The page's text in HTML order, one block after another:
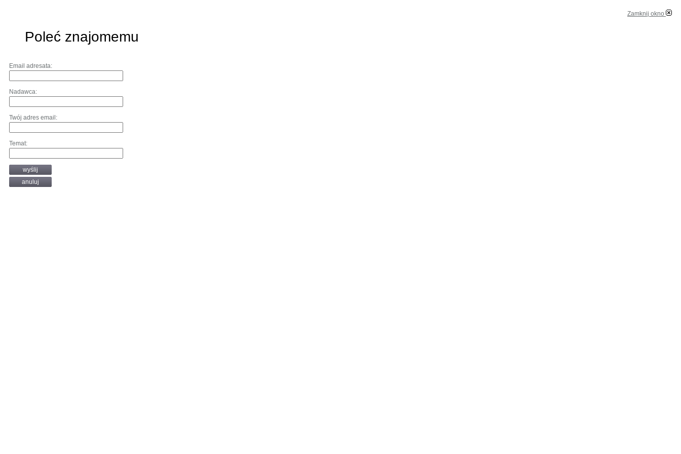
Zamknij okno
Poleć znajomemu
Email adresata:
Nadawca:
Twój adres email:
Temat:
wyślij
anuluj